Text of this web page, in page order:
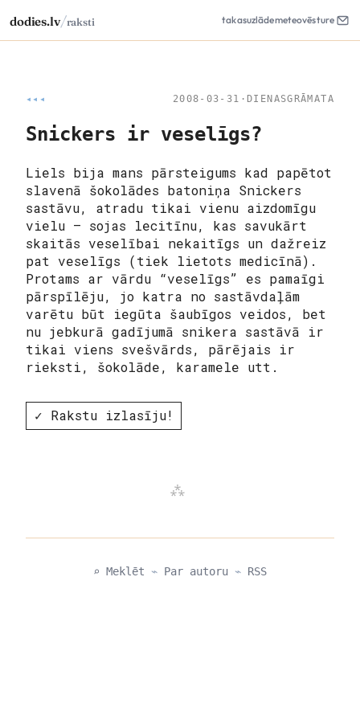
dodies.lv/raksti takasuzlādemeteovēsture
◂◂◂ 2008-03-31 · DIENASGRĀMATA
Snickers ir veselīgs?
Liels bija mans pārsteigums kad papētot
slavenā šokolādes batoniņa Snickers
sastāvu, atradu tikai vienu aizdomīgu
vielu – sojas lecitīnu, kas savukārt
skaitās veselībai nekaitīgs un dažreiz
pat veselīgs (tiek lietots medicīnā).
Protams ar vārdu “veselīgs” es pamaīgi
pārspīlēju, jo katra no sastāvdaļām
varētu būt iegūta šaubīgos veidos, bet
nu jebkurā gadījumā snikera sastāvā ir
tikai viens svešvārds, pārējais ir
rieksti, šokolāde, karamele utt.
✓ Rakstu izlasīju!
⌕ Meklēt ⌁ Par autoru ⌁ RSS